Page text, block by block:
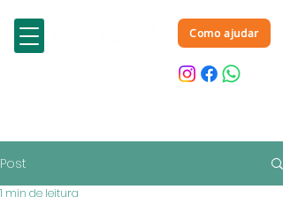
Como ajudar
Post
1 min de leitura